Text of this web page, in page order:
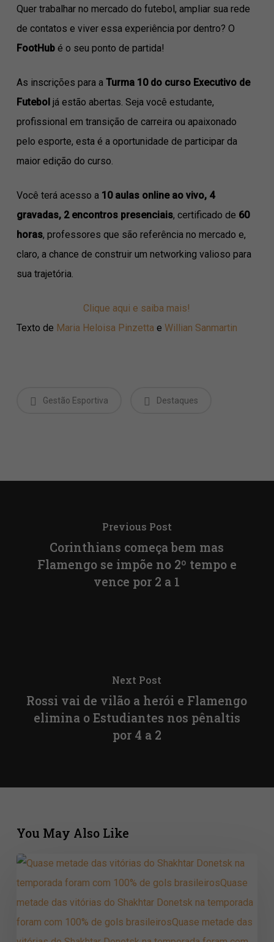
Quer trabalhar no mercado do futebol, ampliar sua rede
de contatos e viver essa experiência por dentro? O
FootHubé o seu ponto de partida!
As inscrições para a Turma 10 do curso Executivo de
Futebol já estão abertas. Seja você estudante,
profissional em transição de carreira ou apaixonado
pelo esporte, esta é a oportunidade de participar da
maior edição do curso.
Você terá acesso a 10 aulas online ao vivo, 4
gravadas, 2 encontros presenciais, certificado de 60
horas, professores que são referência no mercado e,
claro, a chance de construir um networking valioso para
sua trajetória.
Clique aqui e saiba mais!
Texto de Maria Heloisa Pinzetta e Willian Sanmartin
Gestão Esportiva Destaques
Previous Post
Corinthians começa bem mas
Flamengo se impõe no 2º tempo e
vence por 2 a 1
Next Post
Rossi vai de vilão a herói e Flamengo
elimina o Estudiantes nos pênaltis
por 4 a 2
You May Also Like
Quase
metade
das
vitórias